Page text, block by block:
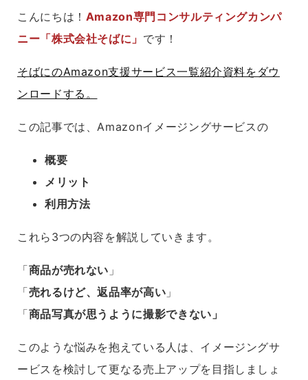
こんにちは！ Amazon専門コンサルティングカンパ
ニー「株式会社そばに」 です！
そばにのAmazon支援サービス一覧紹介資料をダウ
ンロードする。
この記事では、Amazonイメージングサービスの
概要
メリット
利用方法
これら3つの内容を解説していきます。
「商品が売れない 」
「売れるけど、返品率が高い 」
「商品写真が思うように撮影できない」
このような悩みを抱えている人は、イメージングサ
ービスを検討して更なる売上アップを目指しましょ